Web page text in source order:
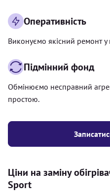
Оперативність
Виконуємо якісний ремонт у
Підмінний фонд
Обмінюємо несправний
простою.
Ціни на заміну
Sport